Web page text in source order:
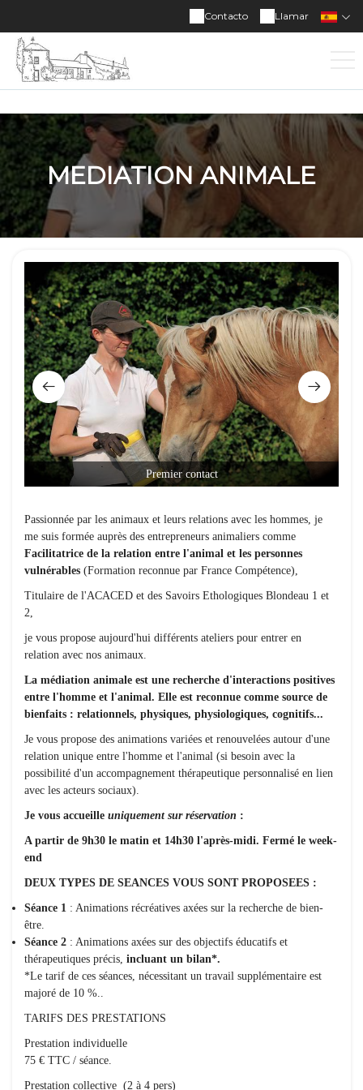
Llamar
Contacto
MEDIATION ANIMALE
Premier contact
Passionnée par les animaux et leurs relations avec les hommes, je
me suis formée auprès des entrepreneurs animaliers comme
Facilitatrice de la relation entre l'animal et les personnes
vulnérables (Formation reconnue par France Compétence),
Titulaire de l'ACACED et des Savoirs Ethologiques Blondeau 1 et
2,
je vous propose aujourd'hui différents ateliers pour entrer en
relation avec nos animaux.
La médiation animale est une recherche d'interactions positives
entre l'homme et l'animal. Elle est reconnue comme source de
bienfaits : relationnels, physiques, physiologiques, cognitifs...
Je vous propose des animations variées et renouvelées autour d'une
relation unique entre l'homme et l'animal (si besoin avec la
possibilité d'un accompagnement thérapeutique personnalisé en lien
avec les acteurs sociaux).
Je vous accueille uniquement sur réservation :
A partir de 9h30 le matin et 14h30 l'après-midi. Fermé le week-
end
DEUX TYPES DE SEANCES VOUS SONT PROPOSEES :
Séance 1 : Animations récréatives axées sur la recherche de bien-
être.
Séance 2 : Animations axées sur des objectifs éducatifs et
thérapeutiques précis, incluant un bilan*.
*Le tarif de ces séances, nécessitant un travail supplémentaire est
majoré de 10 %..
TARIFS DES PRESTATIONS
Prestation individuelle
75 € TTC / séance.
Prestation collective (2 à 4 pers)